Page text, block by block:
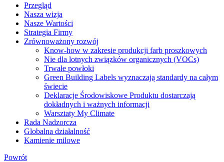
Przegląd
Nasza wizja
Nasze Wartości
Strategia Firmy
Zrównoważony rozwój
Know-how w zakresie produkcji farb proszkowych
Nie dla lotnych związków organicznych (VOCs)
Trwałe powłoki
Green Building Labels wyznaczają standardy na całym
świecie
Deklaracje Środowiskowe Produktu dostarczają
dokładnych i ważnych informacji
Warsztaty My Climate
Rada Nadzorcza
Globalna działalność
Kamienie milowe
Powrót